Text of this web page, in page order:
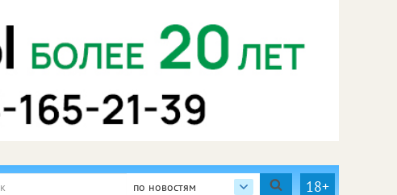
по новостям 18+